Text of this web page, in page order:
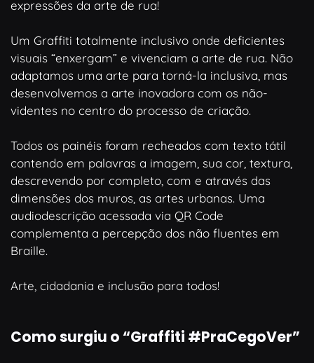
expressões da arte de rua!
Um Graffiti totalmente inclusivo onde deficientes
visuais “enxergam” e vivenciam a arte de rua. Não
adaptamos uma arte para torná-la inclusiva, mas
desenvolvemos a arte inovadora com os não-
videntes no centro do processo de criação.
Todos os painéis foram recheados com texto tátil
contendo em palavras a imagem, sua cor, textura,
descrevendo por completo, com e através das
dimensões dos muros, as artes urbanas. Uma
audiodescrição acessada via QR Code
complementa a percepção dos não fluentes em
Braille.
Arte, cidadania e inclusão para todos!
Como surgiu o “Graffiti #PraCegoVer”